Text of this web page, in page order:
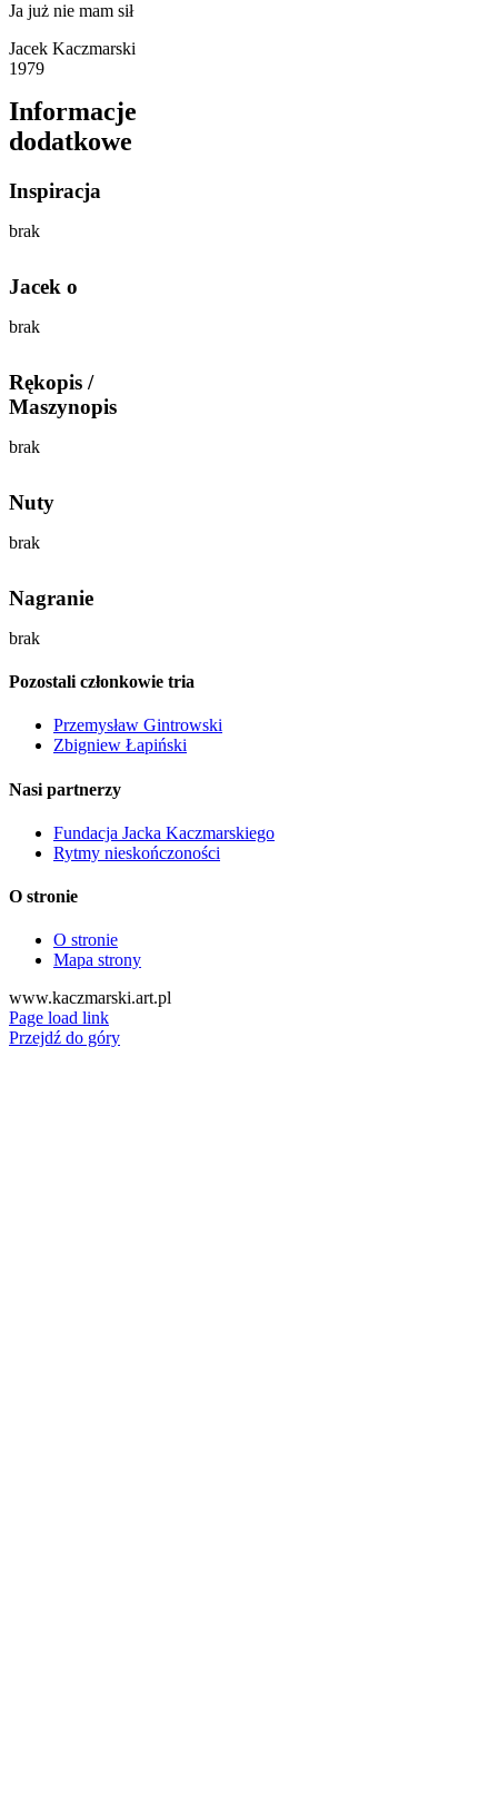
Ja już nie mam sił
Jacek Kaczmarski
1979
Informacje
dodatkowe
Inspiracja
brak
Jacek o
brak
Rękopis /
Maszynopis
brak
Nuty
brak
Nagranie
brak
Pozostali członkowie tria
Przemysław Gintrowski
Zbigniew Łapiński
Nasi partnerzy
Fundacja Jacka Kaczmarskiego
Rytmy nieskończoności
O stronie
O stronie
Mapa strony
www.kaczmarski.art.pl
Page load link
Przejdź do góry